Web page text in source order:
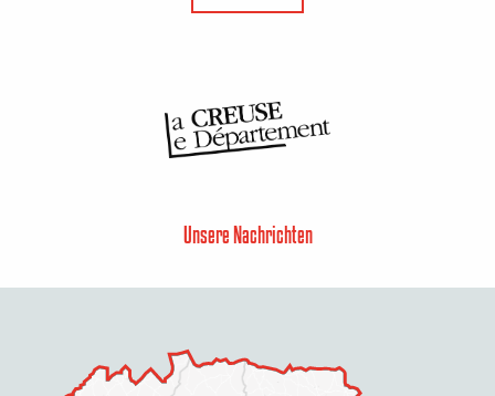
Unsere Nachrichten